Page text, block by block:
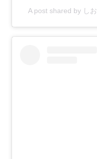
A post shared by し